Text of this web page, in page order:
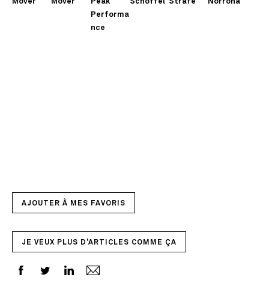
Performa
nce
AJOUTER À MES FAVORIS
JE VEUX PLUS D'ARTICLES COMME ÇA